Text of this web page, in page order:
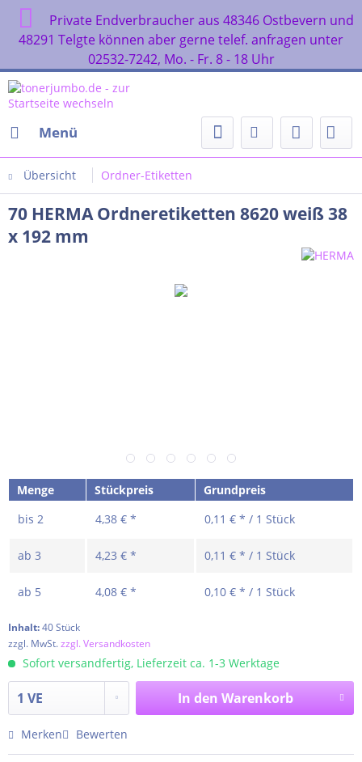
Private Endverbraucher aus 48346 Ostbevern und
48291 Telgte können aber gerne telef. anfragen unter
02532-7242, Mo. - Fr. 8 - 18 Uhr
Menü
Übersicht Ordner-Etiketten
70 HERMA Ordneretiketten 8620 weiß 38
x 192 mm
Menge Stückpreis
Grundpreis
bis 2 4,38 € * 0,11 € * / 1 Stück
ab 3 4,23 € * 0,11 € * / 1 Stück
ab 5 4,08 € * 0,10 € * / 1 Stück
Inhalt:40 Stück
zzgl. MwSt.zzgl. Versandkosten
Sofort versandfertig, Lieferzeit ca. 1-3 Werktage
In den Warenkorb
Merken Bewerten